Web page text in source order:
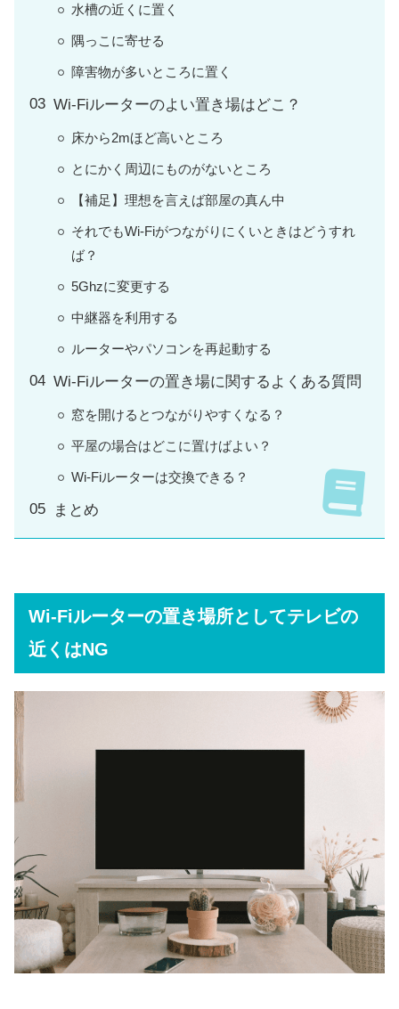
水槽の近くに置く
隅っこに寄せる
障害物が多いところに置く
Wi-Fiルーターのよい置き場はどこ？
床から2mほど高いところ
とにかく周辺にものがないところ
【補足】理想を言えば部屋の真ん中
それでもWi-Fiがつながりにくいときはどうすれ
ば？
5Ghzに変更する
中継器を利用する
ルーターやパソコンを再起動する
Wi-Fiルーターの置き場に関するよくある質問
窓を開けるとつながりやすくなる？
平屋の場合はどこに置けばよい？
Wi-Fiルーターは交換できる？
まとめ
Wi-Fiルーターの置き場所としてテレビの
近くはNG